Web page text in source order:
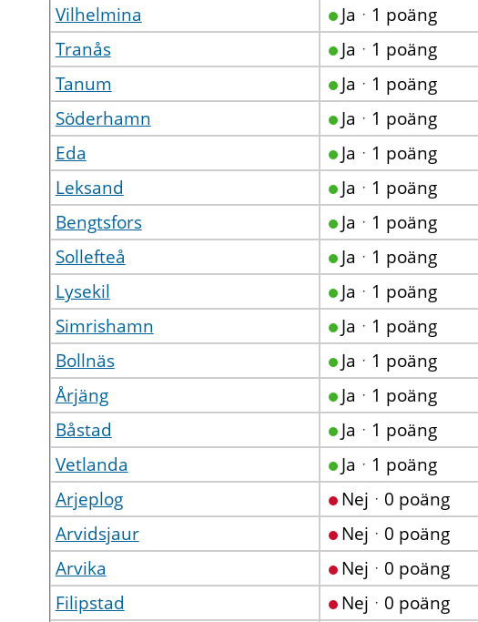
Vilhelmina
Jaᆞ1 poäng
Tranås
Jaᆞ1 poäng
Tanum
Jaᆞ1 poäng
Söderhamn
Jaᆞ1 poäng
Eda
Jaᆞ1 poäng
Leksand
Jaᆞ1 poäng
Bengtsfors
Jaᆞ1 poäng
Sollefteå
Jaᆞ1 poäng
Lysekil
Jaᆞ1 poäng
Simrishamn
Jaᆞ1 poäng
Bollnäs
Jaᆞ1 poäng
Årjäng
Jaᆞ1 poäng
Båstad
Jaᆞ1 poäng
Vetlanda
Jaᆞ1 poäng
Arjeplog
Nejᆞ0 poäng
Arvidsjaur
Nejᆞ0 poäng
Arvika
Nejᆞ0 poäng
Filipstad
Nejᆞ0 poäng